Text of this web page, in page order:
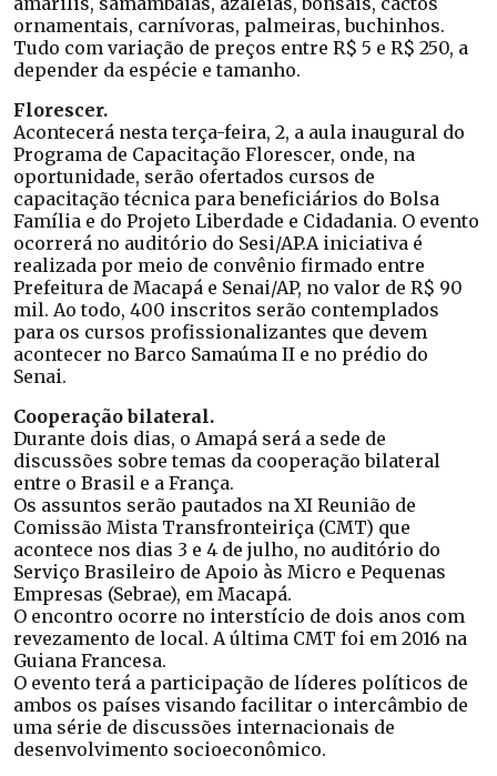
ornamentais, carnívoras, palmeiras, buchinhos.
Tudo com variação de preços entre R$ 5 e R$ 250, a
depender da espécie e tamanho.
Florescer.
Acontecerá nesta terça-feira, 2, a aula inaugural do
Programa de Capacitação Florescer, onde, na
oportunidade, serão ofertados cursos de
capacitação técnica para beneficiários do Bolsa
Família e do Projeto Liberdade e Cidadania. O evento
ocorrerá no auditório do Sesi/AP.A iniciativa é
realizada por meio de convênio firmado entre
Prefeitura de Macapá e Senai/AP, no valor de R$ 90
mil. Ao todo, 400 inscritos serão contemplados
para os cursos profissionalizantes que devem
acontecer no Barco Samaúma II e no prédio do
Senai.
Cooperação bilateral.
Durante dois dias, o Amapá será a sede de
discussões sobre temas da cooperação bilateral
entre o Brasil e a França.
Os assuntos serão pautados na XI Reunião de
Comissão Mista Transfronteiriça (CMT) que
acontece nos dias 3 e 4 de julho, no auditório do
Serviço Brasileiro de Apoio às Micro e Pequenas
Empresas (Sebrae), em Macapá.
O encontro ocorre no interstício de dois anos com
revezamento de local. A última CMT foi em 2016 na
Guiana Francesa.
O evento terá a participação de líderes políticos de
ambos os países visando facilitar o intercâmbio de
uma série de discussões internacionais de
desenvolvimento socioeconômico.